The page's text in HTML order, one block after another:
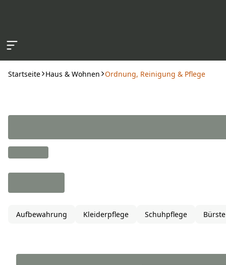
Startseite Haus & Wohnen Ordnung, Reinigung & Pflege
Aufbewahrung Kleiderpflege Schuhpflege